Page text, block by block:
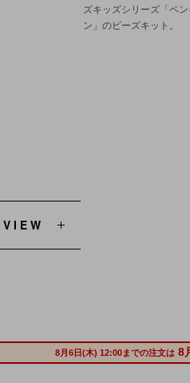
ズキッズシリーズ「ペ
ン」のビーズキット。